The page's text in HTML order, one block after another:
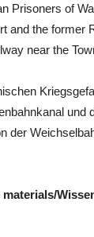
Prisoners of
and the former
near the
und
der
materials/